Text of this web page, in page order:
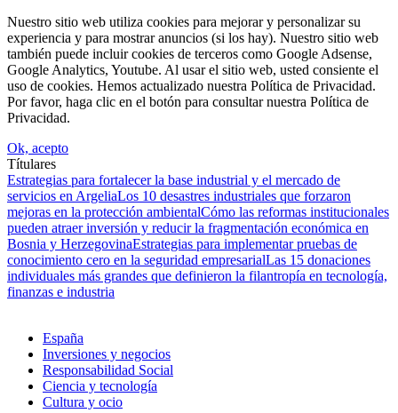
Nuestro sitio web utiliza cookies para mejorar y personalizar su
experiencia y para mostrar anuncios (si los hay). Nuestro sitio web
también puede incluir cookies de terceros como Google Adsense,
Google Analytics, Youtube. Al usar el sitio web, usted consiente el
uso de cookies. Hemos actualizado nuestra Política de Privacidad.
Por favor, haga clic en el botón para consultar nuestra Política de
Privacidad.
Ok, acepto
Títulares
Estrategias para fortalecer la base industrial y el mercado de
servicios en ArgeliaLos 10 desastres industriales que forzaron
mejoras en la protección ambientalCómo las reformas institucionales
pueden atraer inversión y reducir la fragmentación económica en
Bosnia y HerzegovinaEstrategias para implementar pruebas de
conocimiento cero en la seguridad empresarialLas 15 donaciones
individuales más grandes que definieron la filantropía en tecnología,
finanzas e industria
España
Inversiones y negocios
Responsabilidad Social
Ciencia y tecnología
Cultura y ocio